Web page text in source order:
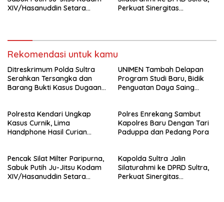
XIV/Hasanuddin Setara
Perkuat Sinergitas
Rekomendasi untuk kamu
Ditreskrimum Polda Sultra
Serahkan Tersangka dan
Barang Bukti Kasus Dugaan
Kejaksaan
UNIMEN Tambah Delapan
Program Studi Baru, Bidik
Penguatan Daya Saing
Polresta Kendari Ungkap
Kasus Curnik, Lima
Handphone Hasil Curian
Polres Enrekang Sambut
Kapolres Baru Dengan Tari
Paduppa dan Pedang Pora
Pencak Silat Milter Paripurna,
Sabuk Putih Ju-Jitsu Kodam
XIV/Hasanuddin Setara
Kapolda Sultra Jalin
Silaturahmi ke DPRD Sultra,
Perkuat Sinergitas